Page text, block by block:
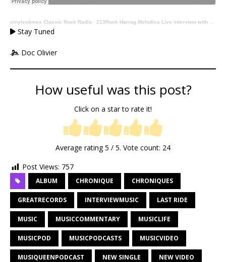
vinylestimes Classic Rock Radio · 213Rock Harrag Melodica Live interview with Jan Strandh of Master Massive 02 07 2026 on Vinylestimes Classic Rock Radio
Stay Tuned
Doc Olivier
How useful was this post?
Click on a star to rate it!
Average rating5 / 5. Vote count: 24
Post Views: 757
ALBUM CHRONIQUE CHRONIQUES
GREATRECORDS INTERVIEWMUSIC LAST RIDE
MUSIC MUSICCOMMENTARY MUSICLIFE
MUSICPOD MUSICPODCASTS MUSICVIDEO
MUSIQUEENPODCAST NEW SINGLE NEW VIDEO